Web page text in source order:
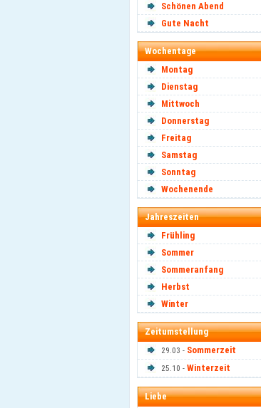
Schönen Abend
Gute Nacht
Wochentage
Montag
Dienstag
Mittwoch
Donnerstag
Freitag
Samstag
Sonntag
Wochenende
Jahreszeiten
Frühling
Sommer
Sommeranfang
Herbst
Winter
Zeitumstellung
29.03 - Sommerzeit
25.10 - Winterzeit
Liebe